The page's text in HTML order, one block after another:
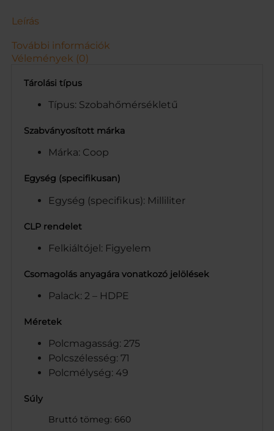
5
0
0
m
n
y
s
g
Leírás
További információk
Vélemények (0)
Tárolási típus
Típus: Szobahőmérsékletű
Szabványosított márka
Márka: Coop
Egység (specifikusan)
Egység (specifikus): Milliliter
CLP rendelet
Felkiáltójel: Figyelem
Csomagolás anyagára vonatkozó jelölések
Palack: 2 – HDPE
Méretek
Polcmagasság: 275
Polcszélesség: 71
Polcmélység: 49
Súly
Bruttó tömeg: 660